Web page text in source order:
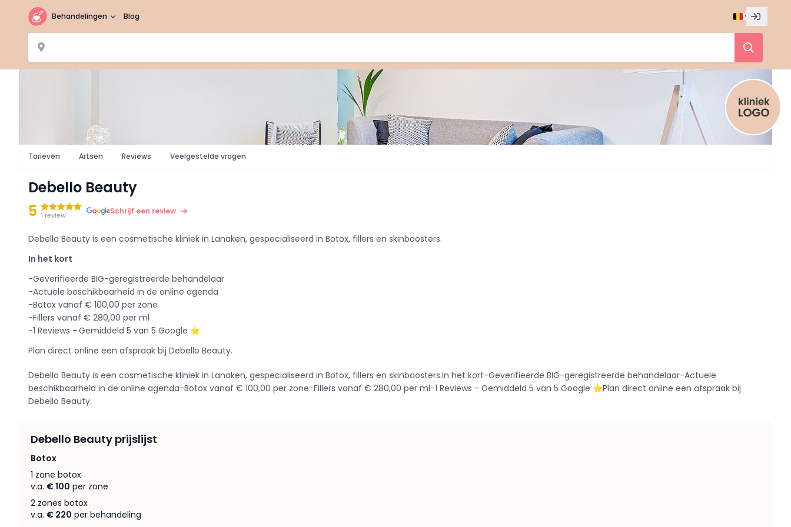
Behandelingen Blog
Tarieven Artsen Reviews Veelgestelde vragen
Debello Beauty
5 1 review Schrijf een review
Debello Beauty is een cosmetische kliniek in Lanaken, gespecialiseerd in Botox, fillers en skinboosters.
In het kort
-Geverifieerde BIG-geregistreerde behandelaar
-Actuele beschikbaarheid in de online agenda
-Botox vanaf € 100,00 per zone
-Fillers vanaf € 280,00 per ml
-1 Reviews - Gemiddeld 5 van 5 Google ⭐️
Plan direct online een afspraak bij Debello Beauty.
Debello Beauty is een cosmetische kliniek in Lanaken, gespecialiseerd in Botox, fillers en skinboosters.In het kort-Geverifieerde BIG-geregistreerde behandelaar-Actuele
beschikbaarheid in de online agenda-Botox vanaf € 100,00 per zone-Fillers vanaf € 280,00 per ml-1 Reviews - Gemiddeld 5 van 5 Google ⭐️Plan direct online een afspraak bij
Debello Beauty.
Debello Beauty prijslijst
Botox
1 zone botox
v.a. € 100 per zone
2 zones botox
v.a. € 220 per behandeling